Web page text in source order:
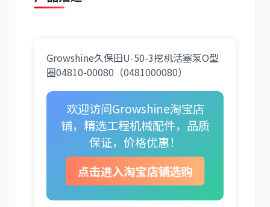
斗山 三一
Growshine久保田U-50-3挖机活塞泵O型
圈04810-00080（0481000080）
欢迎访问Growshine淘宝店
铺，精选工程机械配件，品质
保证，价格优惠！
点击进入淘宝店铺选购